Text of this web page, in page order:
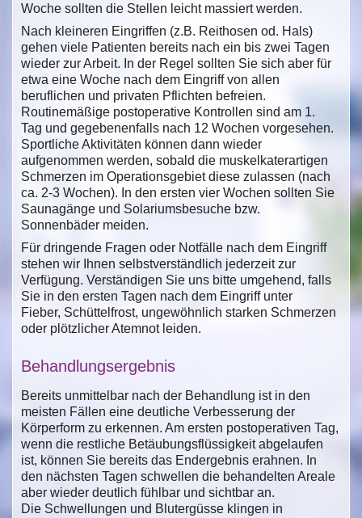
Woche sollten die Stellen leicht massiert werden.
Nach kleineren Eingriffen (z.B. Reithosen od. Hals)
gehen viele Patienten bereits nach ein bis zwei Tagen
wieder zur Arbeit. In der Regel sollten Sie sich aber für
etwa eine Woche nach dem Eingriff von allen
beruflichen und privaten Pflichten befreien.
Routinemäßige postoperative Kontrollen sind am 1.
Tag und gegebenenfalls nach 12 Wochen vorgesehen.
Sportliche Aktivitäten können dann wieder
aufgenommen werden, sobald die muskelkaterartigen
Schmerzen im Operationsgebiet diese zulassen (nach
ca. 2-3 Wochen). In den ersten vier Wochen sollten Sie
Saunagänge und Solariumsbesuche bzw.
Sonnenbäder meiden.
Für dringende Fragen oder Notfälle nach dem Eingriff
stehen wir Ihnen selbstverständlich jederzeit zur
Verfügung. Verständigen Sie uns bitte umgehend, falls
Sie in den ersten Tagen nach dem Eingriff unter
Fieber, Schüttelfrost, ungewöhnlich starken Schmerzen
oder plötzlicher Atemnot leiden.
Behandlungsergebnis
Bereits unmittelbar nach der Behandlung ist in den
meisten Fällen eine deutliche Verbesserung der
Körperform zu erkennen. Am ersten postoperativen Tag,
wenn die restliche Betäubungsflüssigkeit abgelaufen
ist, können Sie bereits das Endergebnis erahnen. In
den nächsten Tagen schwellen die behandelten Areale
aber wieder deutlich fühlbar und sichtbar an.
Die Schwellungen und Blutergüsse klingen in